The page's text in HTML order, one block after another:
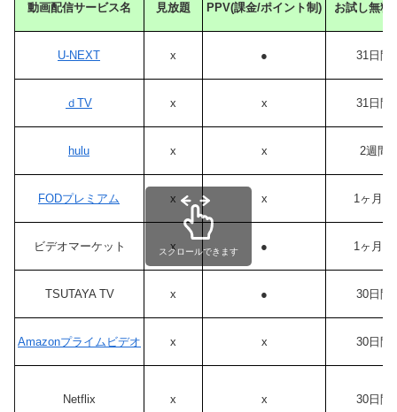
動画配信サービス名 見放題 PPV(課金/ポイント制) お試し無料
U-NEXT x ● 31日間
ｄTV x x 31日間
hulu x x 2週間
FODプレミアム x x 1ヶ月間
ビデオマーケット x ● 1ヶ月間
TSUTAYA TV x ● 30日間
Amazonプライムビデオ x x 30日間
Netflix x x 30日間
スクロールできます